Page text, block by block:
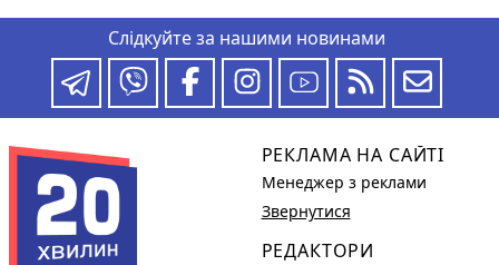
Слідкуйте за нашими новинами
РЕКЛАМА НА САЙТІ
Менеджер з реклами
Звернутися
РЕДАКТОРИ